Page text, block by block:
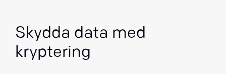
Skydda data med
kryptering